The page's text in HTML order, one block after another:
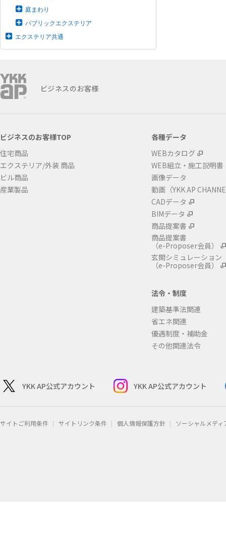
庭まわり
パブリックエクステリア
エクステリア共通
ビジネスのお客様
ビジネスのお客様TOP
住宅商品
エクステリア/外装 商品
ビル商品
産業製品
各種データ
WEBカタログ
WEB組立・施工説明書
画像データ
動画（YKK AP
CADデータ
BIMデータ
商品提案書
商品提案書
（e-Proposer会員）
玄関シミュレーション
（e-Proposer会員）
法令・制度
建築基準法関連
省エネ関連
優遇制度・補助金
その他関連法令
YKK AP公式アカウント YKK AP公式アカウント
サイトご利用条件 サイトリンク条件 個人情報保護方針 ソーシャルメデ